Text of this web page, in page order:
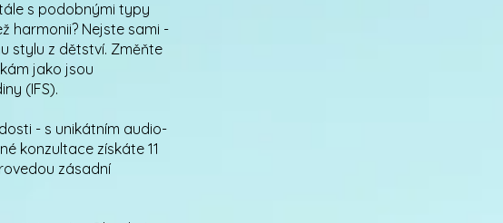
s podobnými typy
harmonii? Nejste sami -
stylu z dětství. Změňte
jako jsou
(IFS).
- s unikátním audio-
konzultace získáte 11
zásadní